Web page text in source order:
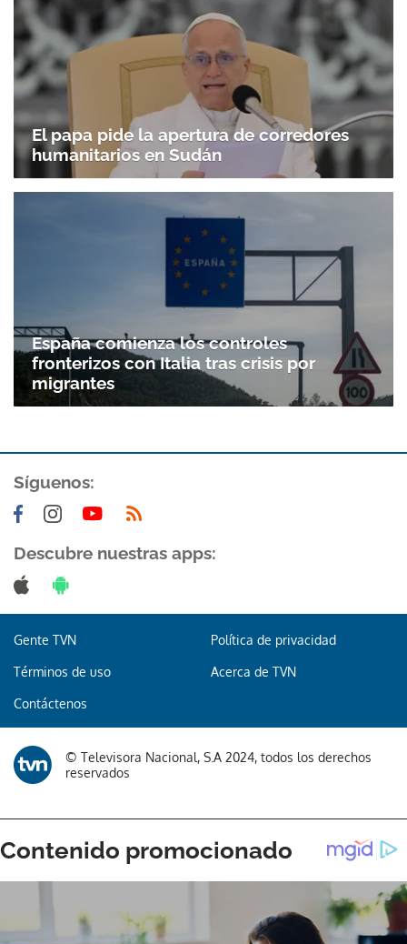
El papa pide la apertura de corredores
humanitarios en Sudán
España comienza los controles
fronterizos con Italia tras crisis por
migrantes
Síguenos:
Descubre nuestras apps:
Gente TVN Política de privacidad
Términos de uso Acerca de TVN
Contáctenos
© Televisora Nacional, S.A 2024, todos los derechos
reservados